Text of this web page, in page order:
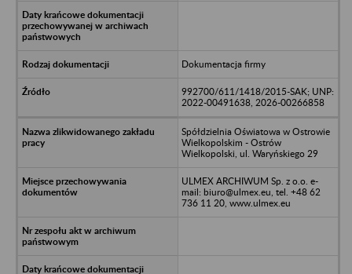
Dokumentacja firmy
992700/611/1418/2015-SAK; UNP:
2022-00491638, 2026-00266858
Spółdzielnia Oświatowa w Ostrowie
Wielkopolskim - Ostrów
Wielkopolski, ul. Waryńskiego 29
ULMEX ARCHIWUM Sp. z o.o. e-
mail: biuro@ulmex.eu, tel. +48 62
736 11 20, www.ulmex.eu